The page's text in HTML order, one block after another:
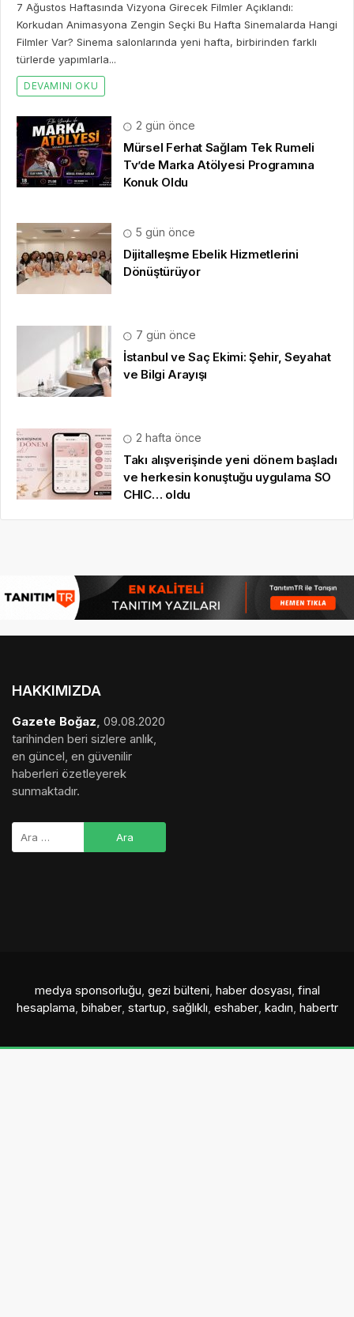
7 Ağustos Haftasında Vizyona Girecek Filmler Açıklandı:
Korkudan Animasyona Zengin Seçki Bu Hafta Sinemalarda Hangi
Filmler Var? Sinema salonlarında yeni hafta, birbirinden farklı
türlerde yapımlarla...
DEVAMINI OKU
2 gün önce
Mürsel Ferhat Sağlam Tek Rumeli
Tv’de Marka Atölyesi Programına
Konuk Oldu
5 gün önce
Dijitalleşme Ebelik Hizmetlerini
Dönüştürüyor
7 gün önce
İstanbul ve Saç Ekimi: Şehir, Seyahat
ve Bilgi Arayışı
2 hafta önce
Takı alışverişinde yeni dönem başladı
ve herkesin konuştuğu uygulama SO
CHIC… oldu
HAKKIMIZDA
Gazete Boğaz 09.08.2020
tarihinden beri sizlere anlık,
en güncel, en güvenilir
haberleri özetleyerek
sunmaktadır.
medya sponsorluğu gezi bülteni haber dosyası final
hesaplama bihaber, startup sağlıklı eshaber, kadın habertr